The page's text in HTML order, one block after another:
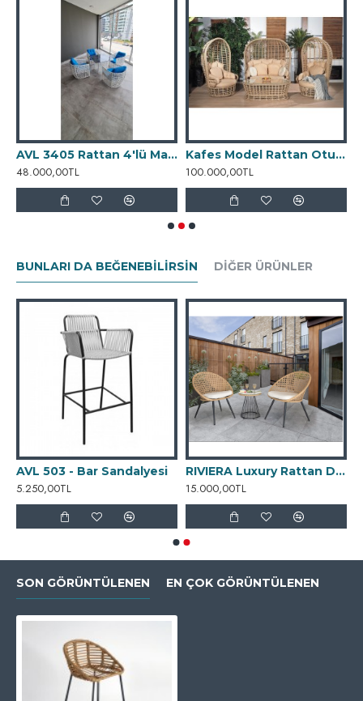
AVL 3405 Rattan 4'lü Masa Takımı
48.000,00TL
Kafes Model Rattan Oturma Grubu
100.000,00TL
BUNLARI DA BEĞENEBILIRSIN DIĞER ÜRÜNLER
AVL 503 - Bar Sandalyesi
5.250,00TL
RIVIERA Luxury Rattan Dining Set
15.000,00TL
SON GÖRÜNTÜLENEN EN ÇOK GÖRÜNTÜLENEN